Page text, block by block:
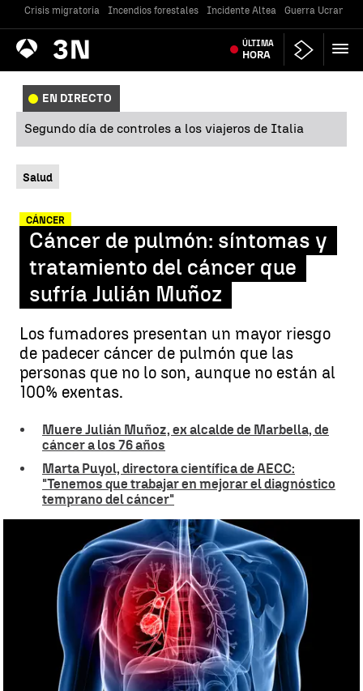
Crisis migratoria Incendios forestales Incidente Altea Guerra Ucrania
Antena
3 Noticias ÚLTIMA
HORA
EN DIRECTO
Segundo día de controles a los viajeros de Italia
Salud
CÁNCER
Cáncer de pulmón: síntomas y
tratamiento del cáncer que
sufría Julián Muñoz
Los fumadores presentan un mayor riesgo
de padecer cáncer de pulmón que las
personas que no lo son, aunque no están al
100% exentas.
Muere Julián Muñoz, ex alcalde de Marbella, de
cáncer a los 76 años
Marta Puyol, directora científica de AECC:
"Tenemos que trabajar en mejorar el diagnóstico
temprano del cáncer"